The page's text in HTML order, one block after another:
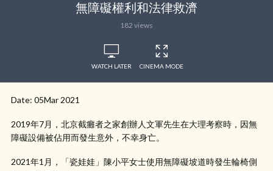
無障礙權利和法律救濟
182 views
WATCH LATER CINEMA MODE
Date: 05Mar 2021
2019年7月，北京截癱者之家創辦人文軍先生在大理考察時，因無
障礙設備被佔用而發生意外，不幸身亡。
2021年1月，「瓷娃娃」陳小平女士使用無障礙坡道時發生輪椅側